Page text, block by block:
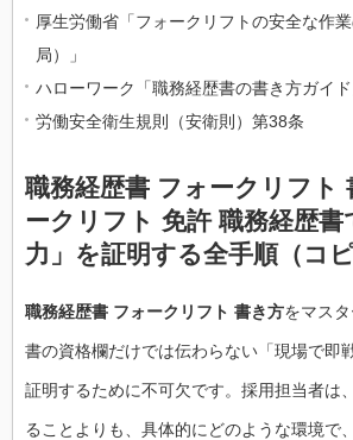
厚生労働省「フォークリフトの安全な作
局）」
ハローワーク「職務経歴書の書き方ガイド
労働安全衛生規則（安衛則）第38条
職務経歴書 フォークリフト
ークリフト 免許 職務経歴書
力」を証明する全手順（コピ
職務経歴書 フォークリフト 書き方をマス
書の資格欄だけでは伝わらない「現場で即
証明するために不可欠です。採用担当者は
ることよりも、具体的にどのような環境で